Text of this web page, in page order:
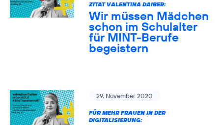
ZITAT VALENTINA DAIBER:
Wir müssen Mädchen
schon im Schulalter
für MINT-Berufe
begeistern
29. November 2020
FÜR MEHR FRAUEN IN DER
DIGITALISIERUNG: